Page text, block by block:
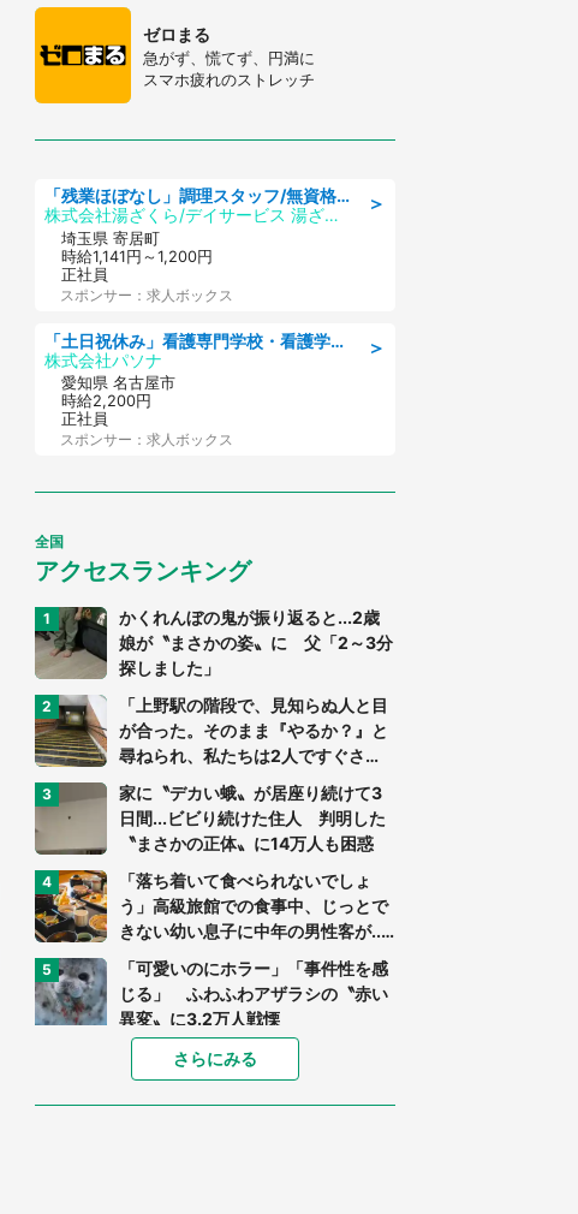
ゼロまる
急がず、慌てず、円満に
スマホ疲れのストレッチ
＞
「残業ほぼなし」調理スタッフ/無資格可/正職員/日勤のみ/デイサービス/社会保障完備
株式会社湯ざくら/デイサービス 湯ざくらケアリゾート
埼玉県 寄居町
時給1,141円～1,200円
正社員
スポンサー：求人ボックス
＞
「土日祝休み」看護専門学校・看護学部での教員業務/高時給/要資格:保健師、正看護師
株式会社パソナ
愛知県 名古屋市
時給2,200円
正社員
スポンサー：求人ボックス
全国
アクセスランキング
かくれんぼの鬼が振り返ると...2歳
娘が〝まさかの姿〟に 父「2～3分
探しました」
「上野駅の階段で、見知らぬ人と目
が合った。そのまま『やるか？』と
尋ねられ、私たちは2人ですぐさ
ま...」（茨城県・70代男性）
家に〝デカい蛾〟が居座り続けて3
日間...ビビり続けた住人 判明した
〝まさかの正体〟に14万人も困惑
「落ち着いて食べられないでしょ
う」高級旅館での食事中、じっとで
きない幼い息子に中年の男性客が...
（東京都・40代男性）
「可愛いのにホラー」「事件性を感
じる」 ふわふわアザラシの〝赤い
異変〟に3.2万人戦慄
「孫にあげると思って、あなたにこ
れをあげる」 真夏の山道で見知ら
ぬお婆さんに握らされたもの（山口
さらにみる